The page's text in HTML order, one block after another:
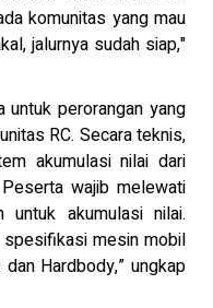
komunitas yang mau
jalurnya sudah siap,"
untuk perorangan yang
RC. Secara teknis,
akumulasi nilai dari
wajib melewati
akumulasi nilai.
spesifikasi mesin mobil
Hardbody,” ungkap